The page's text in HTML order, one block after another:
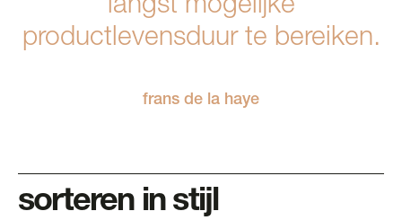
langst mogelijke
productlevensduur te bereiken.
frans de la haye
sorteren in stijl